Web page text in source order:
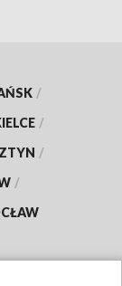
/
/
/
/